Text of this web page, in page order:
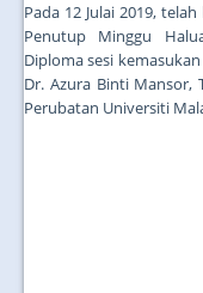
Pada 12 Julai 2019,
Penutup Minggu
Diploma sesi
Dr. Azura Binti Mansor,
Perubatan Universiti